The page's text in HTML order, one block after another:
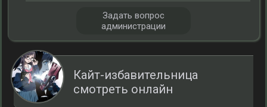
Кайт-избавительница
смотреть онлайн
Задать вопрос
администрации